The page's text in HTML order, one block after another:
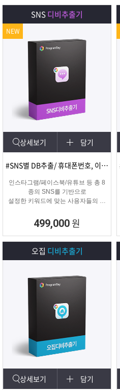
SNS디비추출기
상세보기 담기
#SNS별 DB추출/ 휴대폰번호, 이메일추출
인스타그램/페이스북/유튜브 등 총 8
종의 SNS를 기반으로
설정한 키워드에 맞는 사용자들의 휴
추출하여 영업 및 마케팅에 활용 할
수 있는 프로그램입니다.
499,000 원
NEW
오집 디비추출기
상세보기 담기